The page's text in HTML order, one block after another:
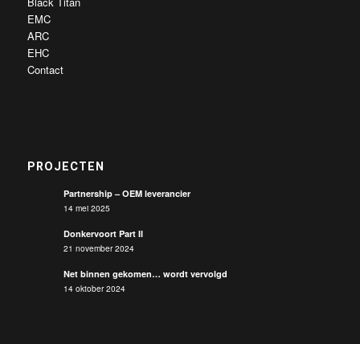
EMC
ARC
EHC
Contact
PROJECTEN
Partnership – OEM leverancier
14 mei 2025
Donkervoort Part II
21 november 2024
Net binnen gekomen… wordt vervolgd
14 oktober 2024